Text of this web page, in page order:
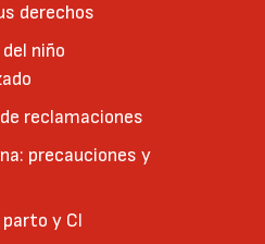
derechos
niño
reclamaciones
precauciones y
parto y CI